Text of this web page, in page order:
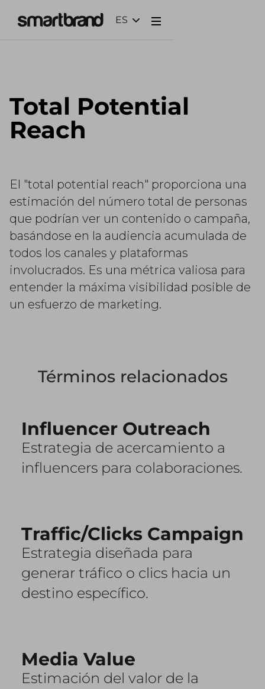
ES
Total Potential
Reach
El "total potential reach" proporciona una
estimación del número total de personas
que podrían ver un contenido o campaña,
basándose en la audiencia acumulada de
todos los canales y plataformas
involucrados. Es una métrica valiosa para
entender la máxima visibilidad posible de
un esfuerzo de marketing.
Términos relacionados
Influencer Outreach
Estrategia de acercamiento a
influencers para colaboraciones.
Traffic/Clicks Campaign
Estrategia diseñada para
generar tráfico o clics hacia un
destino específico.
Media Value
Estimación del valor de la